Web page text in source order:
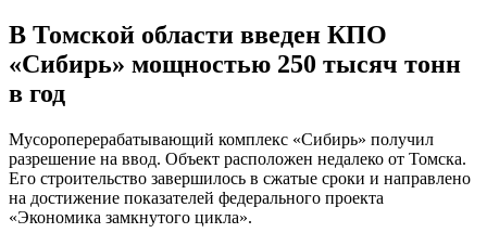
В Томской области введен КПО
«Сибирь» мощностью 250 тысяч тонн
в год
Мусороперерабатывающий комплекс «Сибирь» получил
разрешение на ввод. Объект расположен недалеко от Томска.
Его строительство завершилось в сжатые сроки и направлено
на достижение показателей федерального проекта
«Экономика замкнутого цикла».